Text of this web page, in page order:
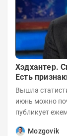
Хэдхантер.
Есть
Вышла статистика рынка труда за июль 2026 года (за
июнь можно почитать здесь ),
публикует
Mozgovik